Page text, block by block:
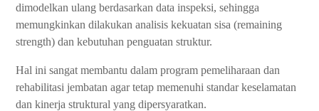
dimodelkan ulang berdasarkan data inspeksi, sehingga
memungkinkan dilakukan analisis kekuatan sisa (remaining
strength) dan kebutuhan penguatan struktur.
Hal ini sangat membantu dalam program pemeliharaan dan
rehabilitasi jembatan agar tetap memenuhi standar keselamatan
dan kinerja struktural yang dipersyaratkan.